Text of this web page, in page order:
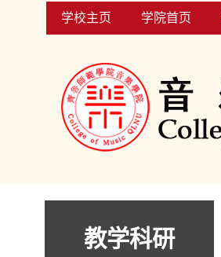
学校主页 学院首页
教学科研